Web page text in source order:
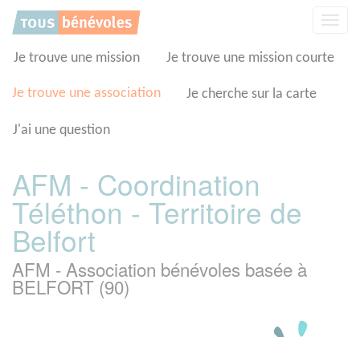
Je trouve une mission Je trouve une mission courte
Je trouve une association Je cherche sur la carte
J'ai une question
AFM - Coordination
Téléthon - Territoire de
Belfort
AFM - Association bénévoles basée à
BELFORT (90)
Panneau de gestion des cookies